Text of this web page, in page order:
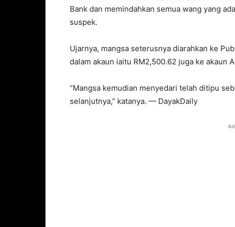
Bank dan memindahkan semua wang yang
suspek.
Ujarnya, mangsa seterusnya diarahkan ke
dalam akaun iaitu RM2,500.62 juga ke akaun
“Mangsa kemudian menyedari telah ditipu
selanjutnya,” katanya. — DayakDaily